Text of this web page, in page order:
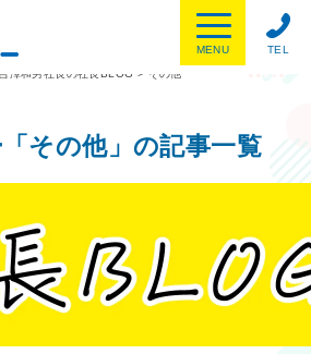
TEL
MENU
吉澤和男社長の社長BLOG > その他
その他」の記事一覧